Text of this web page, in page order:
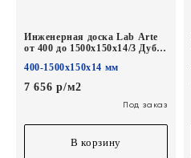
Инженерная доска Lab Arte
от 400 до 1500х150х14/3 Дуб
400-1500х150х14 мм
7 656 р/м2
Под заказ
В корзину